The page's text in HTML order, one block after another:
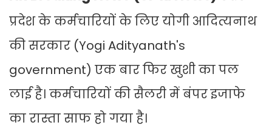
प्रदेश के कर्मचारियों के लिए योगी आदित्यनाथ
की सरकार (Yogi Adityanath's
government) एक बार फिर खुशी का पल
लाई है। कर्मचारियों की सैलरी में बंपर इजाफे
का रास्ता साफ हो गया है।